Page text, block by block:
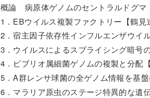
概論 病原体ゲノムのセントラルドグマ
1．EBウイルス複製ファクトリー【鶴見
2．宿主因子依存性インフルエンザウイ
3．ウイルスによるスプライシング暗号
4．ビブリオ属細菌ゲノムの複製と分配
5．A群レンサ球菌の全ゲノム情報を基
6．マラリア原虫のステージ特異的な遺